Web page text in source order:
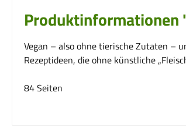
Produktinformationen
Vegan – also ohne tierische Zutaten –
Rezeptideen, die ohne künstliche
84 Seiten